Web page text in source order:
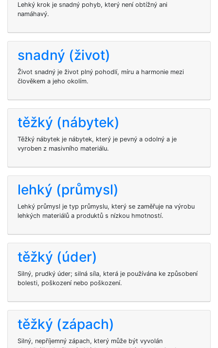
Lehký krok je snadný pohyb, který není obtížný ani
namáhavý.
snadný (život)
Život snadný je život plný pohodlí, míru a harmonie mezi
člověkem a jeho okolím.
těžký (nábytek)
Těžký nábytek je nábytek, který je pevný a odolný a je
vyroben z masivního materiálu.
lehký (průmysl)
Lehký průmysl je typ průmyslu, který se zaměřuje na výrobu
lehkých materiálů a produktů s nízkou hmotností.
těžký (úder)
Silný, prudký úder; silná síla, která je používána ke způsobení
bolesti, poškození nebo poškození.
těžký (zápach)
Silný, nepříjemný zápach, který může být vyvolán